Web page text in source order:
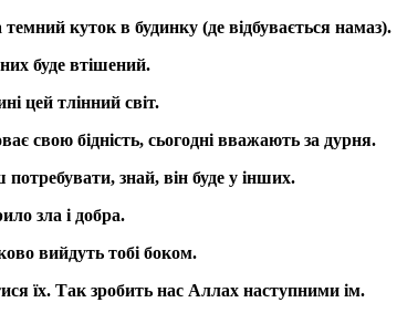
куток в будинку (де відбувається намаз).
буде втішений.
цей тлінний світ.
свою бідність, сьогодні вважають за дурня.
знай, він буде у інших.
зла і добра.
вийдуть тобі боком.
їх. Так зробить нас Аллах наступними ім.